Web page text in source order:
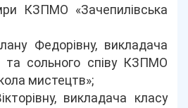
КЗПМО «Зачепилівська
Федорівну, викладача
та сольного співу КЗПМО
мистецтв»;
викладача класу